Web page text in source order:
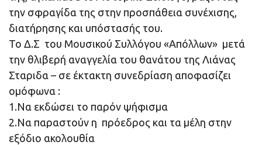
την σφραγίδα της στην προσπάθεια συνέχισης,
διατήρησης και υπόστασής του.
Το Δ.Σ του Μουσικού Συλλόγου «Απόλλων» μετά
την θλιβερή αναγγελία του θανάτου της Λιάνας
Σταριδα – σε έκτακτη συνεδρίαση αποφασίζει
ομόφωνα :
1.Να εκδώσει το παρόν ψήφισμα
2.Να παραστούν η πρόεδρος και τα μέλη στην
εξόδιο ακολουθία